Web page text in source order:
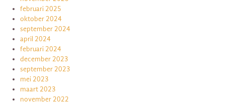
februari 2025
oktober 2024
september 2024
april 2024
februari 2024
december 2023
september 2023
mei 2023
maart 2023
november 2022